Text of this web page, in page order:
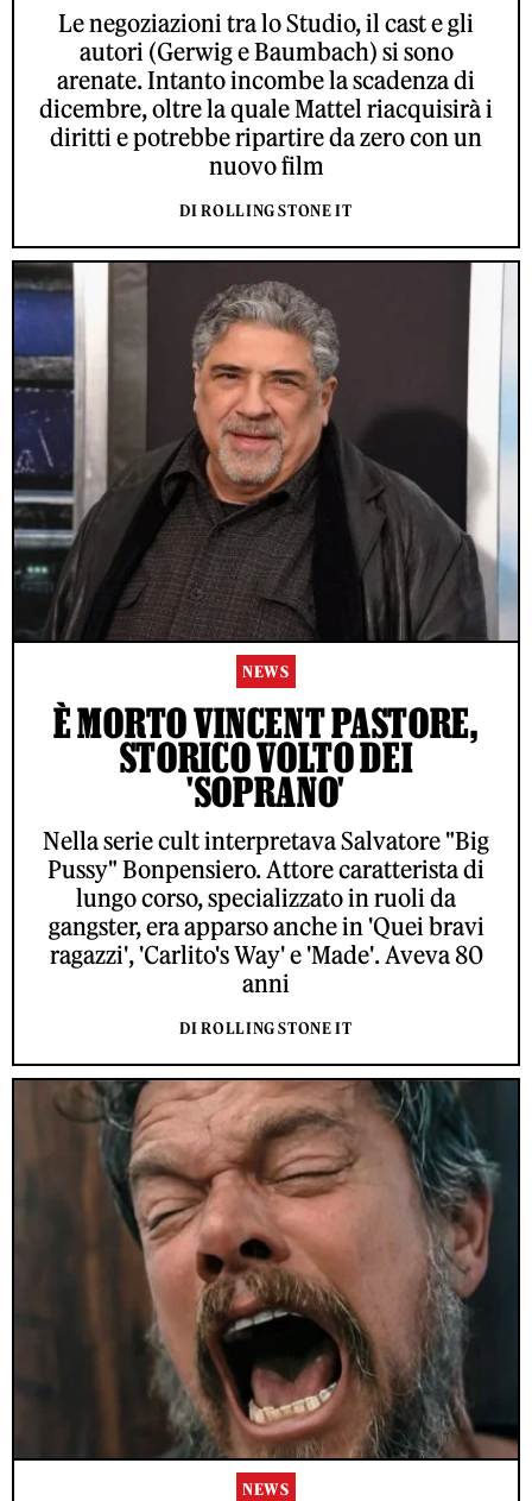
Le negoziazioni tra lo Studio, il cast e gli
autori (Gerwig e Baumbach) si sono
arenate. Intanto incombe la scadenza di
dicembre, oltre la quale Mattel riacquisirà i
diritti e potrebbe ripartire da zero con un
nuovo film
DI ROLLING STONE IT
NEWS
È MORTO VINCENT PASTORE,
STORICO VOLTO DEI
'SOPRANO'
Nella serie cult interpretava Salvatore "Big
Pussy" Bonpensiero. Attore caratterista di
lungo corso, specializzato in ruoli da
gangster, era apparso anche in 'Quei bravi
ragazzi', 'Carlito's Way' e 'Made'. Aveva 80
anni
DI ROLLING STONE IT
NEWS